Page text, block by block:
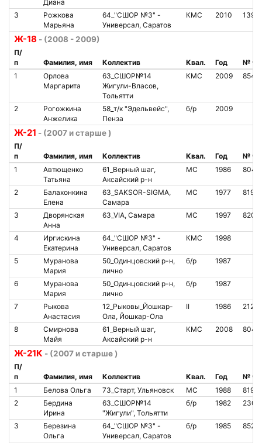
Диана
3
Рожкова
Марьяна
64_"СШОР №3" -
Универсал, Саратов
КМС 2010
Ж-18 - (2008 - 2009)
П/
п
Фамилия, имя Коллектив Квал. Год
№
1
Орлова
Маргарита
63_СШОР№14
Жигули-Власов,
Тольятти
КМС 2009
2
Рогожкина
Анжелика
58_т/к "Эдельвейс",
Пенза
б/р 2009
Ж-21 - (2007 и старше )
П/
п
Фамилия, имя Коллектив Квал. Год
№
1
Автющенко
Татьяна
61_Верный шаг,
Аксайский р-н
МС 1986
2
Балахонкина
Елена
63_SAKSOR-SIGMA,
Самара
МС 1977
3
Дворянская
Анна
63_VIA, Самара МС 1997
4
Иргискина
Екатерина
64_"СШОР №3" -
Универсал, Саратов
КМС 1998
5
Муранова
Мария
50_Одинцовский р-н,
лично
б/р 1987
6
Муранова
Мария
50_Одинцовский р-н,
лично
б/р 1987
7
Рыкова
Анастасия
12_Рыковы_Йошкар-
Ола, Йошкар-Ола
II 1986
8
Смирнова
Майя
61_Верный шаг,
Аксайский р-н
КМС 2008
Ж-21К - (2007 и старше )
П/
п
Фамилия, имя Коллектив Квал. Год
№
1
Белова Ольга 73_Старт, Ульяновск МС 1988
2
Бердина
Ирина
63_СШОР№14
"Жигули", Тольятти
б/р 1982
3
Березина
Ольга
64_"СШОР №3" -
Универсал, Саратов
б/р 1985